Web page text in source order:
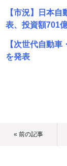
【市況】日本
表、投資額701
【次世代自動
を発表
« 前の記事